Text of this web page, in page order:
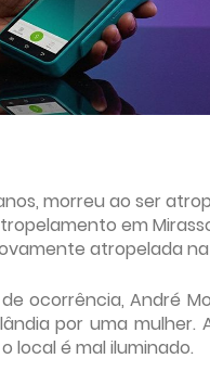
morreu ao ser
em
atropelada
ocorrência, André
por uma
local é mal iluminado.